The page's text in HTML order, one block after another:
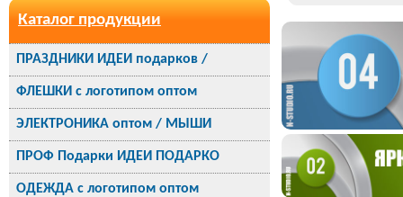
Каталог продукции
ПРАЗДНИКИ ИДЕИ подарков /
ФЛЕШКИ с логотипом оптом
ЭЛЕКТРОНИКА оптом / МЫШИ
ПРОФ Подарки ИДЕИ ПОДАРКО
ОДЕЖДА с логотипом оптом